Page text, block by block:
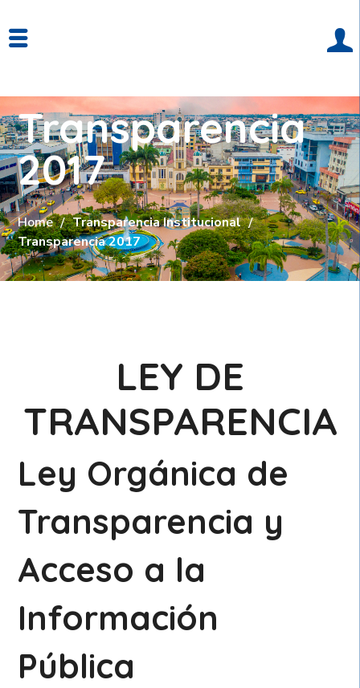
Transparencia
2017
Home
Transparencia Institucional
Transparencia 2017
LEY DE
TRANSPARENCIA
Ley Orgánica de
Transparencia y
Acceso a la
Información
Pública